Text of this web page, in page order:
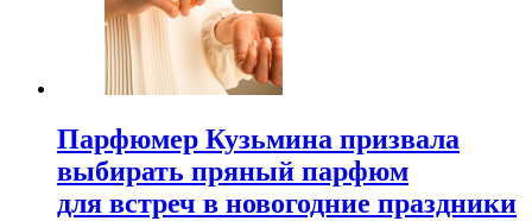
Парфюмер Кузьмина призвала
выбирать пряный парфюм
для встреч в новогодние праздники